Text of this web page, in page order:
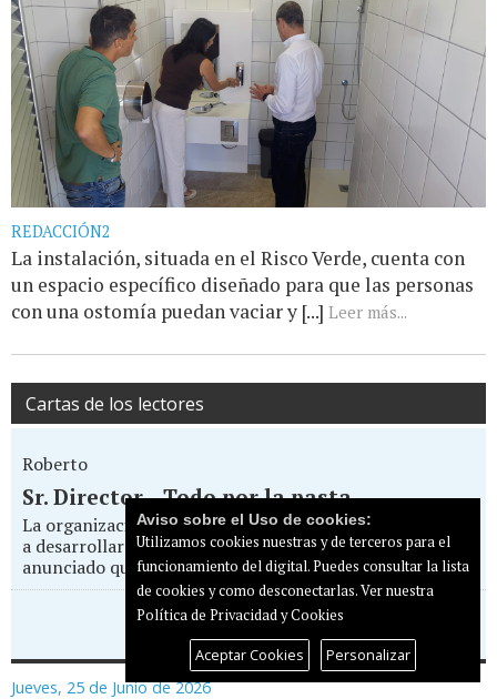
REDACCIÓN2
La instalación, situada en el Risco Verde, cuenta con
un espacio específico diseñado para que las personas
con una ostomía puedan vaciar y [...] Leer más...
Cartas de los lectores
Roberto
Sr. Director... Todo por la pasta
La organización del Eurovision Pride Maspalomas que va
a desarrollarse entre el 14 y 17 de mayo en el Yumbo, ha
anunciado que va a boicotear la...
Jueves, 25 de Junio de 2026
Aviso sobre el Uso de cookies:
Utilizamos cookies nuestras y de terceros para el
funcionamiento del digital. Puedes consultar la lista
de cookies y como desconectarlas.Ver nuestra
Política de Privacidad y Cookies
Aceptar Cookies Personalizar